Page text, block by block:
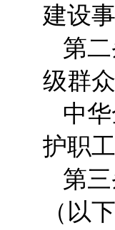
建设
第
级群
中
护职
第
（以